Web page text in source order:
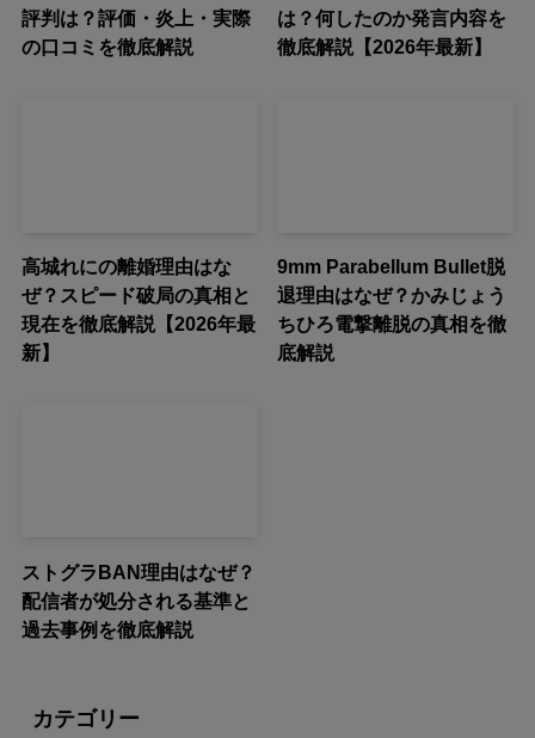
評判は？評価・炎上・実際
の口コミを徹底解説
は？何したのか発言内容を
徹底解説【2026年最新】
高城れにの離婚理由はな
ぜ？スピード破局の真相と
現在を徹底解説【2026年最
新】
9mm Parabellum Bullet脱
退理由はなぜ？かみじょう
ちひろ電撃離脱の真相を徹
底解説
ストグラBAN理由はなぜ？
配信者が処分される基準と
過去事例を徹底解説
カテゴリー